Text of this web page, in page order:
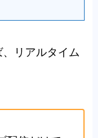
リアルタイム